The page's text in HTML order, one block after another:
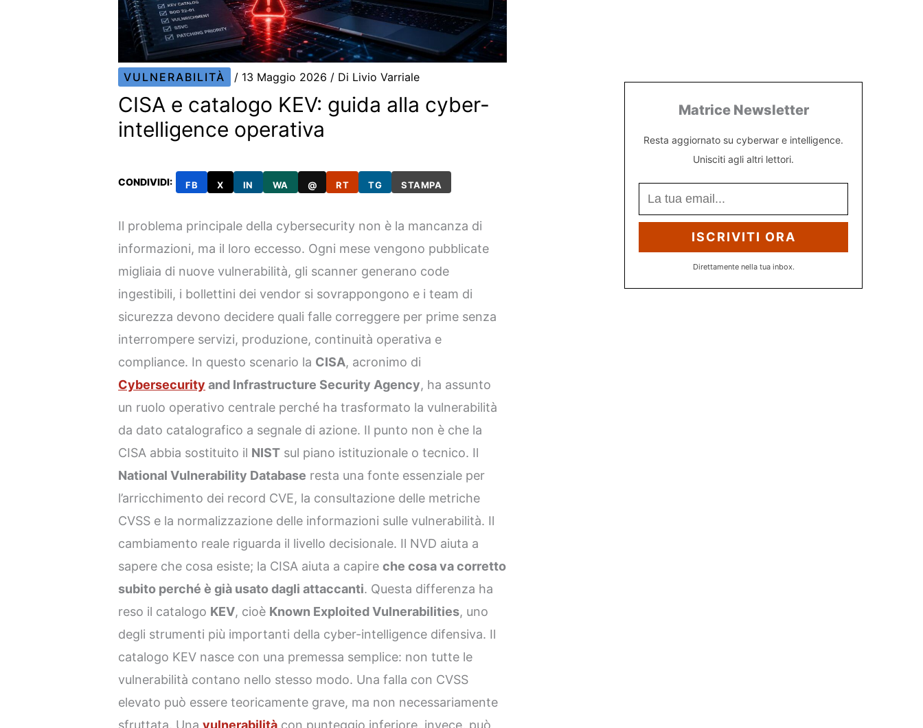
VULNERABILITÀ / 13 Maggio 2026 / Di Livio Varriale
CISA e catalogo KEV: guida alla cyber-
intelligence operativa
CONDIVIDI: FB X IN WA @ RT TG STAMPA
Il problema principale della cybersecurity non è la mancanza di
informazioni, ma il loro eccesso. Ogni mese vengono pubblicate
migliaia di nuove vulnerabilità, gli scanner generano code
ingestibili, i bollettini dei vendor si sovrappongono e i team di
sicurezza devono decidere quali falle correggere per prime senza
interrompere servizi, produzione, continuità operativa e
compliance. In questo scenario la CISA, acronimo di
Cybersecurity and Infrastructure Security Agency, ha assunto
un ruolo operativo centrale perché ha trasformato la vulnerabilità
da dato catalografico a segnale di azione. Il punto non è che la
CISA abbia sostituito il NIST sul piano istituzionale o tecnico. Il
National Vulnerability Database resta una fonte essenziale per
l’arricchimento dei record CVE, la consultazione delle metriche
CVSS e la normalizzazione delle informazioni sulle vulnerabilità. Il
cambiamento reale riguarda il livello decisionale. Il NVD aiuta a
sapere che cosa esiste; la CISA aiuta a capireche cosa va corretto
subito perché è già usato dagli attaccanti. Questa differenza ha
reso il catalogo KEV, cioè Known Exploited Vulnerabilities, uno
degli strumenti più importanti della cyber-intelligence difensiva. Il
catalogo KEV nasce con una premessa semplice: non tutte le
vulnerabilità contano nello stesso modo. Una falla con CVSS
elevato può essere teoricamente grave, ma non necessariamente
Matrice Newsletter
Resta aggiornato su cyberwar e intelligence.
Unisciti agli altri lettori.
ISCRIVITI ORA
Direttamente nella tua inbox.